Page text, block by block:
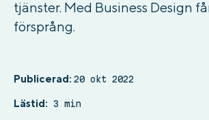
tjänster. Med Business Design
försprång.
Publicerad: 20 okt 2022
Lästid: 3 min